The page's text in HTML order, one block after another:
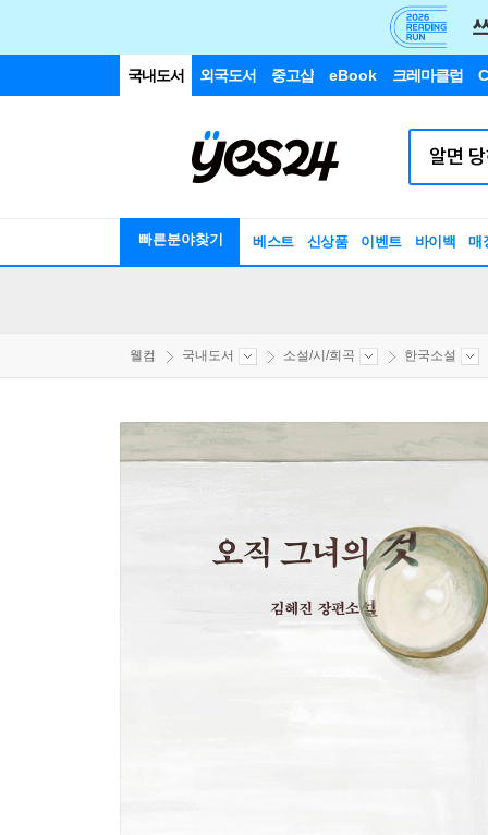
국내도서 외국도서 중고샵 eBook 크레마클럽
빠른분야찾기 베스트 신상품 이벤트 바이백 매
웰컴 국내도서 소설/시/희곡 한국소설